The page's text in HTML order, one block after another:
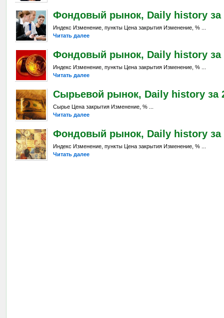
Фондовый рынок, Daily history за
Индекс Изменение, пункты Цена закрытия Изменение, % ...
Читать далее
Фондовый рынок, Daily history за
Индекс Изменение, пункты Цена закрытия Изменение, % ...
Читать далее
Сырьевой рынок, Daily history за
Сырье Цена закрытия Изменение, % ...
Читать далее
Фондовый рынок, Daily history за
Индекс Изменение, пункты Цена закрытия Изменение, % ...
Читать далее